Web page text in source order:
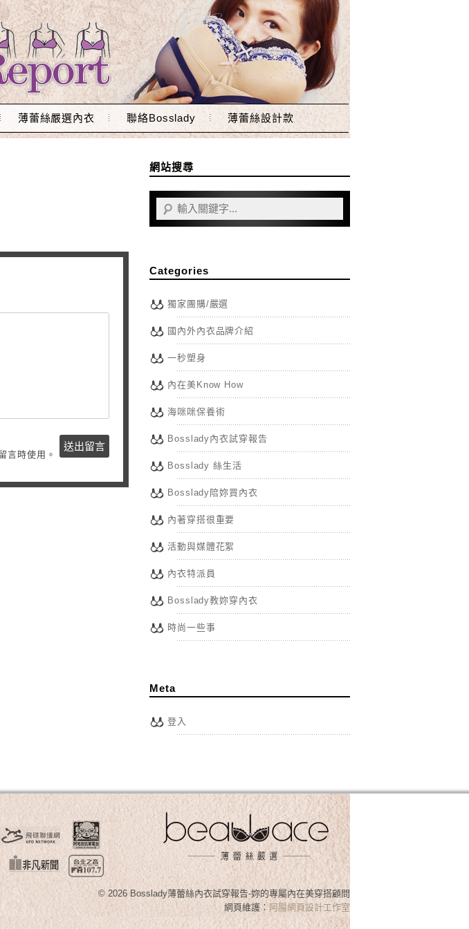
薄蕾絲嚴選內衣 聯絡Bosslady 薄蕾絲設計款
言時使用。
網站搜尋
Categories
獨家團購/嚴選
國內外內衣品牌介紹
一秒塑身
內在美Know How
海咪咪保養術
Bosslady內衣試穿報告
Bosslady 絲生活
Bosslady陪妳買內衣
內著穿搭很重要
活動與媒體花絮
內衣特派員
Bosslady教妳穿內衣
時尚一些事
Meta
登入
© 2026 Bosslady薄蕾絲內衣試穿報告-妳的專屬內在美穿搭顧問
網頁維護： 阿腸網頁設計工作室